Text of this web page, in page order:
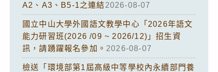
A2、A3、B5-1之連結2026-08-07
國立中山大學外國語文教學中心「2026年語文
能力研習班(2026 /09 ~ 2026/12)」招生資
訊，請踴躍報名參加。 2026-08-07
檢送「環境部第1屆高級中等學校內永續部門養